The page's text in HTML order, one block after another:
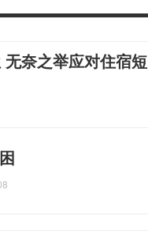
奈之举应对住宿短